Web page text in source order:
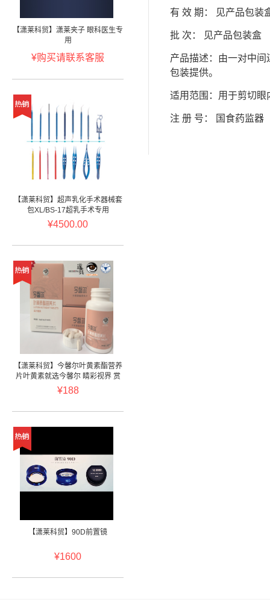
【潇莱科贸】潇莱夹子 眼科医生专
用
¥购买请联系客服
【潇莱科贸】超声乳化手术器械套
包XL/BS-17超乳手术专用
¥4500.00
【潇莱科贸】今馨尔叶黄素酯营养
片叶黄素就选今馨尔 睛彩视界 赏
馨悦目
¥188
【潇莱科贸】90D前置镜
¥1600
有 效 期： 见产品包装
批 次： 见产品包装盒
产品描述：由一对中
包装提供。
适用范围：用于剪切眼
注 册 号： 国食药监器